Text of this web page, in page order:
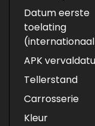
Datum eerste
toelating
APK
Tellerstand
Carrosserie
Kleur